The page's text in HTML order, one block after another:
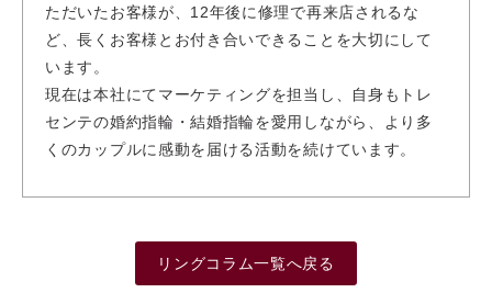
ただいたお客様が、12年後に修理で再来店されるな
ど、長くお客様とお付き合いできることを大切にして
います。
現在は本社にてマーケティングを担当し、自身もトレ
センテの婚約指輪・結婚指輪を愛用しながら、より多
くのカップルに感動を届ける活動を続けています。
リングコラム一覧へ戻る